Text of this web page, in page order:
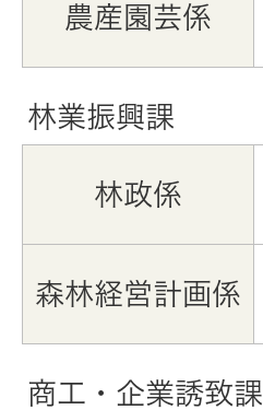
農産園芸係
林業振興課
林政係
森林経営計画係
商工・企業誘致課